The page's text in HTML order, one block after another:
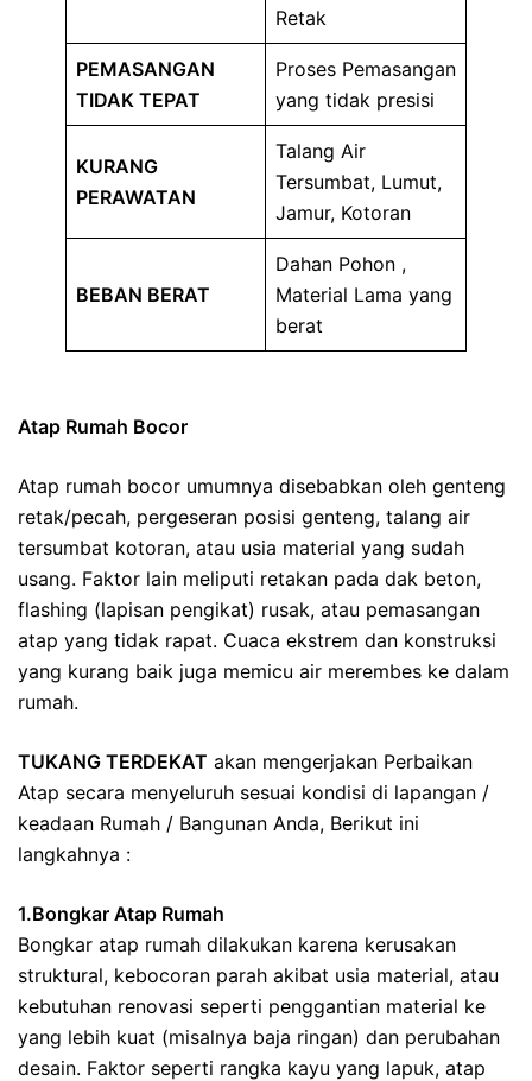
Retak
PEMASANGAN
TIDAK TEPAT
Proses Pemasangan
yang tidak presisi
KURANG
PERAWATAN
Talang Air
Tersumbat, Lumut,
Jamur, Kotoran
BEBAN BERAT
Dahan Pohon ,
Material Lama yang
berat
Atap Rumah Bocor
Atap rumah bocor umumnya disebabkan oleh genteng
retak/pecah, pergeseran posisi genteng, talang air
tersumbat kotoran, atau usia material yang sudah
usang. Faktor lain meliputi retakan pada dak beton,
flashing (lapisan pengikat) rusak, atau pemasangan
atap yang tidak rapat. Cuaca ekstrem dan konstruksi
yang kurang baik juga memicu air merembes ke dalam
rumah.
TUKANG TERDEKAT akan mengerjakan Perbaikan
Atap secara menyeluruh sesuai kondisi di lapangan /
keadaan Rumah / Bangunan Anda, Berikut ini
langkahnya :
1.Bongkar Atap Rumah
Bongkar atap rumah dilakukan karena kerusakan
struktural, kebocoran parah akibat usia material, atau
kebutuhan renovasi seperti penggantian material ke
yang lebih kuat (misalnya baja ringan) dan perubahan
desain. Faktor seperti rangka kayu yang lapuk, atap